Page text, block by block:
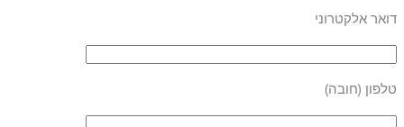
דואר אלקטרוני
טלפון (חובה)